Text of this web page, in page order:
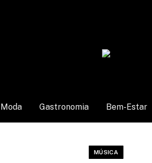
Moda Gastronomia Bem-Estar
MÚSICA